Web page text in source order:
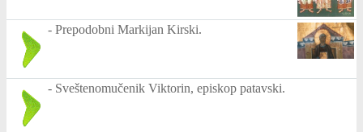
- Prepodobni Markijan Kirski.
- Sveštenomučenik Viktorin, episkop patavski.